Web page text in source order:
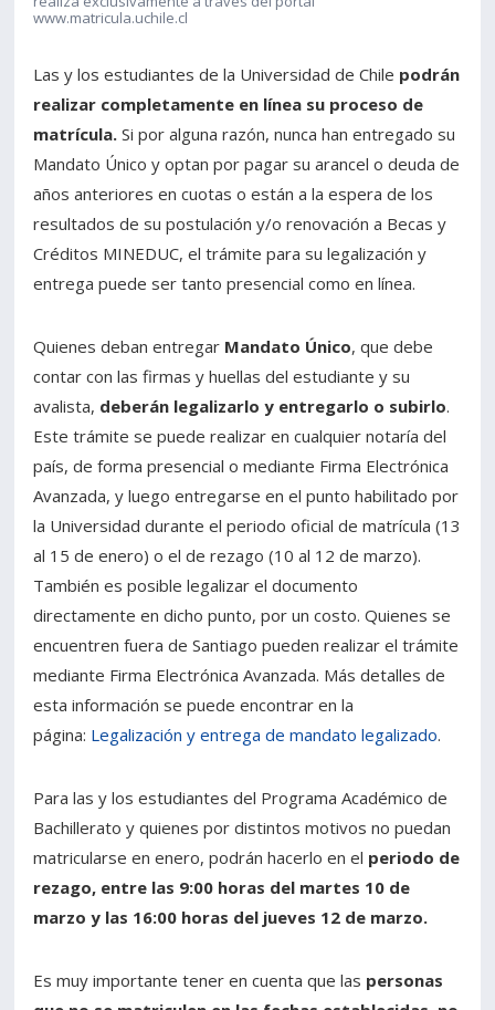
www.matricula.uchile.cl
Las y los estudiantes de la Universidad de Chile podrán
realizar completamente en línea su proceso de
matrícula. Si por alguna razón, nunca han entregado su
Mandato Único y optan por pagar su arancel o deuda de
años anteriores en cuotas o están a la espera de los
resultados de su postulación y/o renovación a Becas y
Créditos MINEDUC, el trámite para su legalización y
entrega puede ser tanto presencial como en línea.
Quienes deban entregar Mandato Único, que debe
contar con las firmas y huellas del estudiante y su
avalista, deberán legalizarlo y entregarlo o subirlo.
Este trámite se puede realizar en cualquier notaría del
país, de forma presencial o mediante Firma Electrónica
Avanzada, y luego entregarse en el punto habilitado por
la Universidad durante el periodo oficial de matrícula (13
al 15 de enero) o el de rezago (10 al 12 de marzo).
También es posible legalizar el documento
directamente en dicho punto, por un costo. Quienes se
encuentren fuera de Santiago pueden realizar el trámite
mediante Firma Electrónica Avanzada. Más detalles de
esta información se puede encontrar en la
página: Legalización y entrega de mandato legalizado.
Para las y los estudiantes del Programa Académico de
Bachillerato y quienes por distintos motivos no puedan
matricularse en enero, podrán hacerlo en el periodo de
rezago, entre las 9:00 horas del martes 10 de
marzo y las 16:00 horas del jueves 12 de marzo.
Es muy importante tener en cuenta que las personas